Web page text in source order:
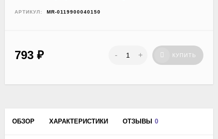
АРТИКУЛ: MR-0119900040150
793 ₽ - + КУПИТЬ
ОБЗОР ХАРАКТЕРИСТИКИ ОТЗЫВЫ 0